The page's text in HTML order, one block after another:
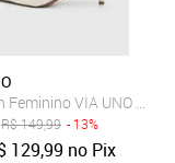
Preto
Feminino VIA UNO Bico
R$149,99 - 13%
129,99 no Pix